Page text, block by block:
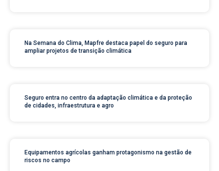
Na Semana do Clima, Mapfre destaca papel do seguro para
ampliar projetos de transição climática
Seguro entra no centro da adaptação climática e da proteção
de cidades, infraestrutura e agro
Equipamentos agrícolas ganham protagonismo na gestão de
riscos no campo